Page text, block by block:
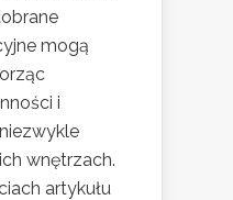
mogą
i
wnętrzach.
artykułu